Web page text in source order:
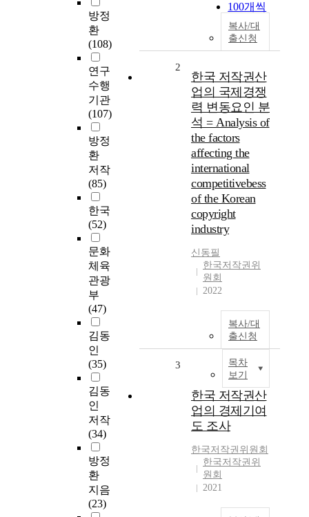
방정
환
(108)
연구
수행
기관
(107)
방정
환
저작
(85)
한국
(52)
문화
체육
관광
부
(47)
김동
인
(35)
김동
인
저작
(34)
방정
환
지음
(23)
100개씩
출력
복사/대
출신청
2
한국 저작권산
업의 국제경쟁
력 변동요인 분
석 = Analysis of
the factors
affecting the
international
competitivebess
of the Korean
copyright
industry
신동필
한국저작권위
원회
2022
복사/대
출신청
목차
보기
3
한국 저작권산
업의 경제기여
도 조사
한국저작권위원회
한국저작권위
원회
2021